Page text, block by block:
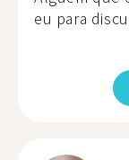
eu para